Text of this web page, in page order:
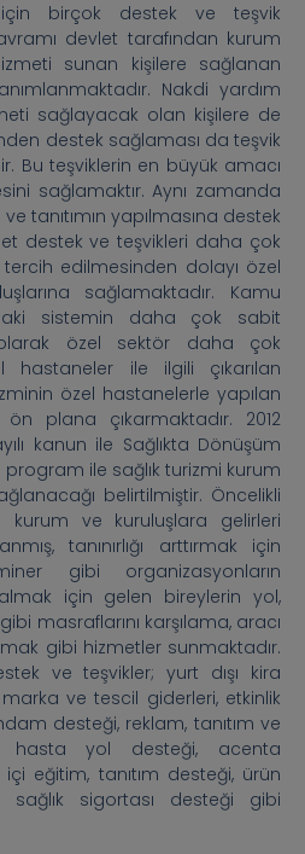
birçok destek ve teşvik
devlet tarafından kurum
sunan kişilere sağlanan
Nakdi yardım
sağlayacak olan kişilere de
destek sağlaması da teşvik
Bu teşviklerin en büyük amacı
sağlamaktır. Aynı zamanda
tanıtımın yapılmasına destek
destek ve teşvikleri daha çok
tercih edilmesinden dolayı özel
sağlamaktadır. Kamu
sistemin daha çok sabit
olarak özel sektör daha çok
hastaneler ile ilgili çıkarılan
özel hastanelerle yapılan
plana çıkarmaktadır. 2012
kanun ile Sağlıkta Dönüşüm
program ile sağlık turizmi kurum
belirtilmiştir. Öncelikli
ve kuruluşlara gelirleri
tanınırlığı arttırmak için
gibi organizasyonların
için gelen bireylerin yol,
masraflarını karşılama, aracı
gibi hizmetler sunmaktadır.
ve teşvikler; yurt dışı kira
ve tescil giderleri, etkinlik
desteği, reklam, tanıtım ve
hasta yol desteği, acenta
eğitim, tanıtım desteği, ürün
sigortası desteği gibi